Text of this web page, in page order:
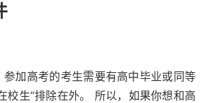
加高考的考生需要有高中毕业或同等
校生”排除在外。 所以，如果你想和高